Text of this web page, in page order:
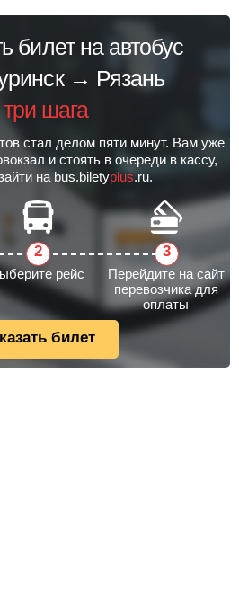
билет на автобус
→ Рязань
три шага
стал делом пяти минут. Вам уже
и стоять в очереди в кассу,
на bus.biletyplus.ru.
рейс
Перейдите на сайт
перевозчика для
оплаты
билет